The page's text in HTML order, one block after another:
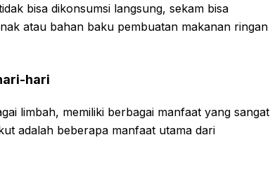
bisa dikonsumsi langsung, sekam bisa
atau bahan baku pembuatan makanan ringan
hari
limbah, memiliki berbagai manfaat yang sangat
adalah beberapa manfaat utama dari